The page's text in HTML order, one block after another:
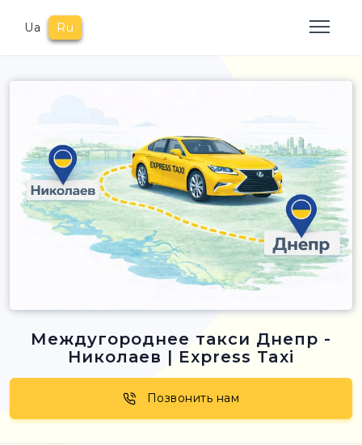
Ua Ru
Междугороднее такси Днепр -
Николаев | Express Taxi
Позвонить нам